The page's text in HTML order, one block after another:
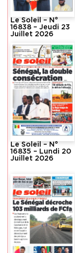
Le Soleil – N°
16838 – Jeudi 23
Juillet 2026
Le Soleil – N°
16835 – Lundi 20
Juillet 2026